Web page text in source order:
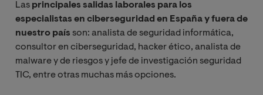
Las principales salidas laborales para los
especialistas en ciberseguridad en España y fuera de
nuestro país son: analista de seguridad informática,
consultor en ciberseguridad, hacker ético, analista de
malware y de riesgos y jefe de investigación seguridad
TIC, entre otras muchas más opciones.